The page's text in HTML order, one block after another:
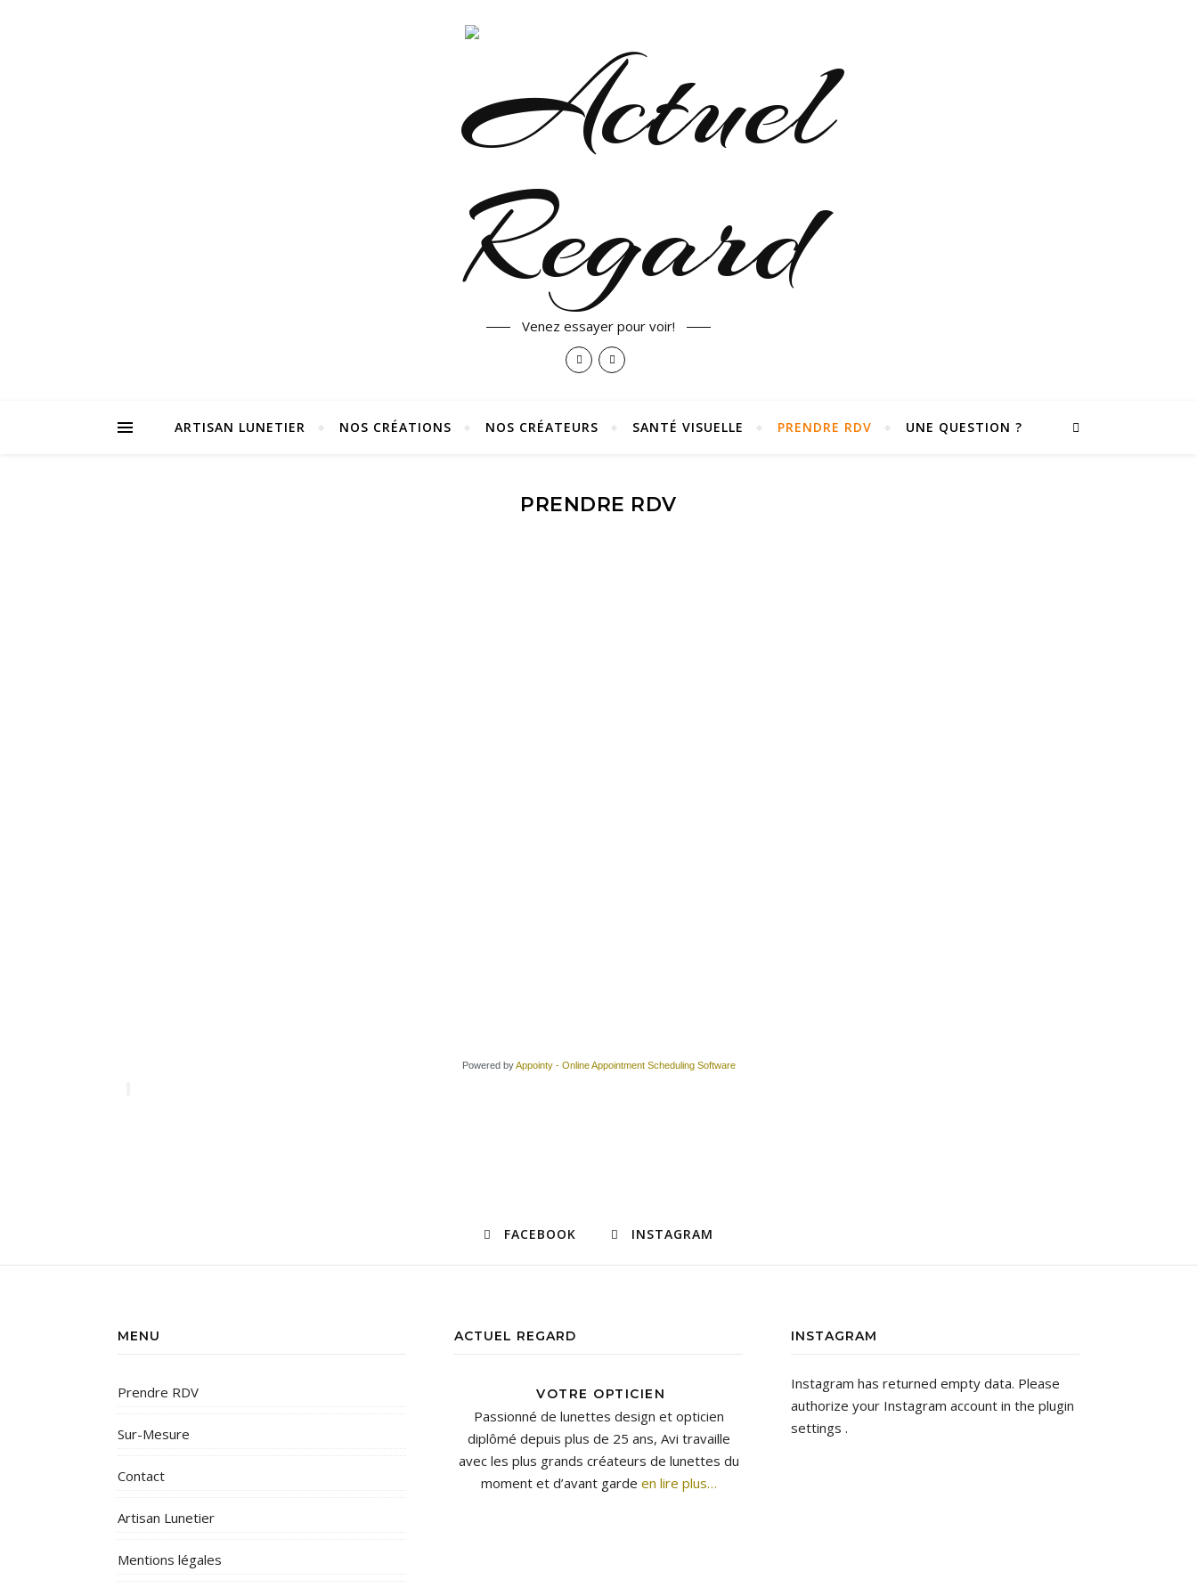
Venez essayer pour voir!
ARTISAN LUNETIER NOS CRÉATIONS NOS CRÉATEURS SANTÉ VISUELLE PRENDRE RDV UNE QUESTION ?
PRENDRE RDV
Powered byAppointy - Online Appointment Scheduling Software
FACEBOOK INSTAGRAM
MENU
Prendre RDV
Sur-Mesure
Contact
Artisan Lunetier
Mentions légales
ACTUEL REGARD
VOTRE OPTICIEN
Passionné de lunettes design et opticien
diplômé depuis plus de 25 ans, Avi travaille
avec les plus grands créateurs de lunettes du
moment et d’avant garde en lire plus…
INSTAGRAM
Instagram has returned empty data. Please
authorize your Instagram account in the plugin
settings .